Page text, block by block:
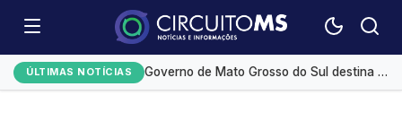
ÚLTIMAS NOTÍCIAS
Desmatamento na Amazônia cai 36,87% no último ano
Governo de Mato Grosso do Sul destina R$ 5,2 milhões para compra de medicamentos de alto custo